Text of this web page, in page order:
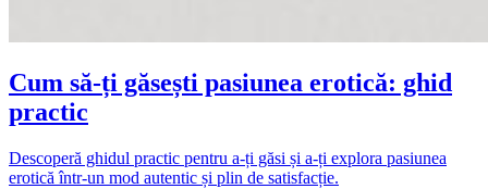
Cum să-ți găsești pasiunea erotică: ghid
practic
Descoperă ghidul practic pentru a-ți găsi și a-ți explora pasiunea
erotică într-un mod autentic și plin de satisfacție.